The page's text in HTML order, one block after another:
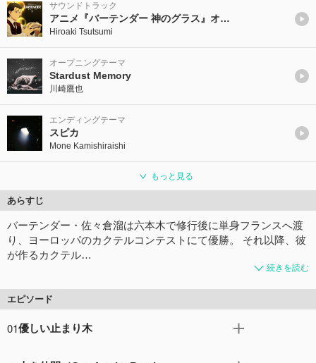
サウンドトラック
アニメ『バーテンダー 神のグラス』オリジナルサウンドトラック
Hiroaki Tsutsumi
オープニングテーマ
Stardust Memory
川崎鷹也
エンディングテーマ
スピカ
Mone Kamishiraishi
もっと見る
あらすじ
バーテンダー・佐々倉溜は六本木で修行後に単身フランスへ渡
り、ヨーロッパのカクテルコンテストにて優勝。 それ以降、彼
が作るカクテル…
続きを読む
エピソード
01優しい止まり木